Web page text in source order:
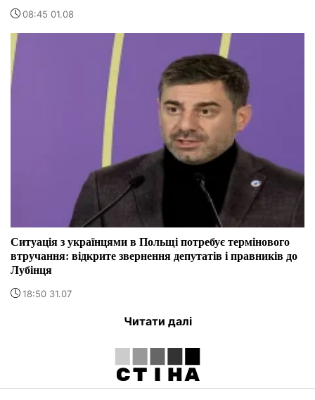
08:45 01.08
Ситуація з українцями в Польщі потребує термінового
втручання: відкрите звернення депутатів і правників до
Лубінця
18:50 31.07
Читати далі